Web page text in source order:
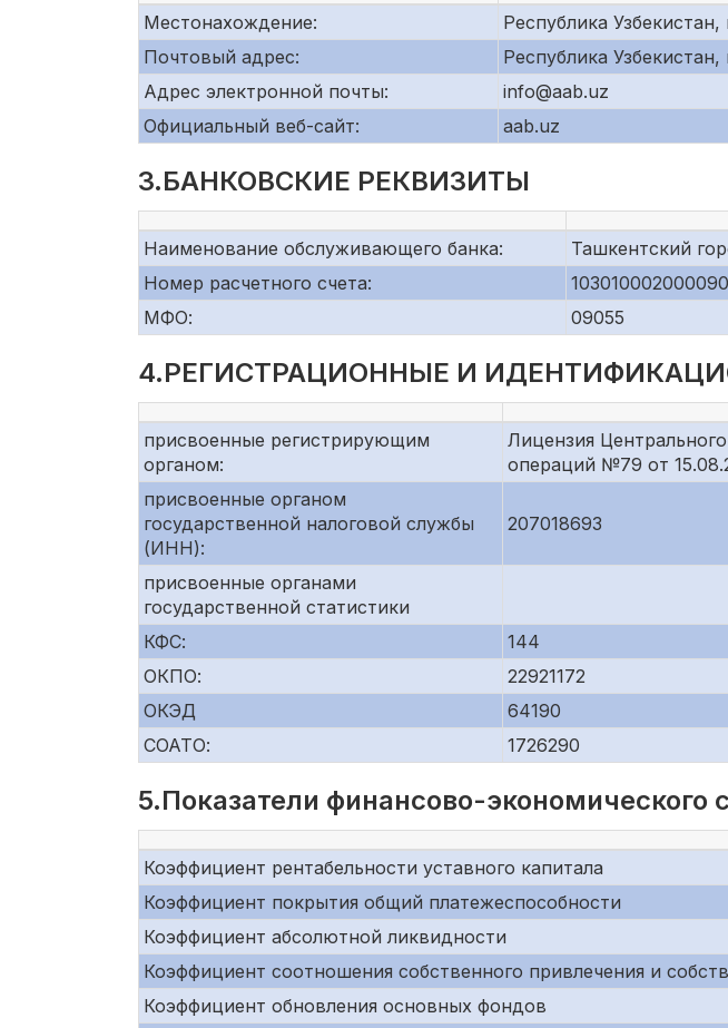
Местонахождение:
Республика
Почтовый адрес:
Республика
Адрес электронной почты:
info@aab.uz
Официальный веб-сайт:
aаb.uz
3.БАНКОВСКИЕ РЕКВИЗИТЫ
Наименование обслуживающего банка:
Ташкентский
Номер расчетного счета:
МФО:
09055
4.РЕГИСТРАЦИОННЫЕ И
присвоенные регистрирующим
органом:
Лицензия
операций №79 от
присвоенные органом
государственной налоговой службы
(ИНН):
207018693
присвоенные органами
государственной статистики
КФС:
144
ОКПО:
22921172
ОКЭД
64190
СОАТО:
1726290
5.Показатели финансово-экономического
Коэффициент рентабельности уставного капитала
Коэффициент покрытия общий платежеспособности
Коэффициент абсолютной ликвидности
Коэффициент соотношения собственного привлечения и
Коэффициент обновления основных фондов